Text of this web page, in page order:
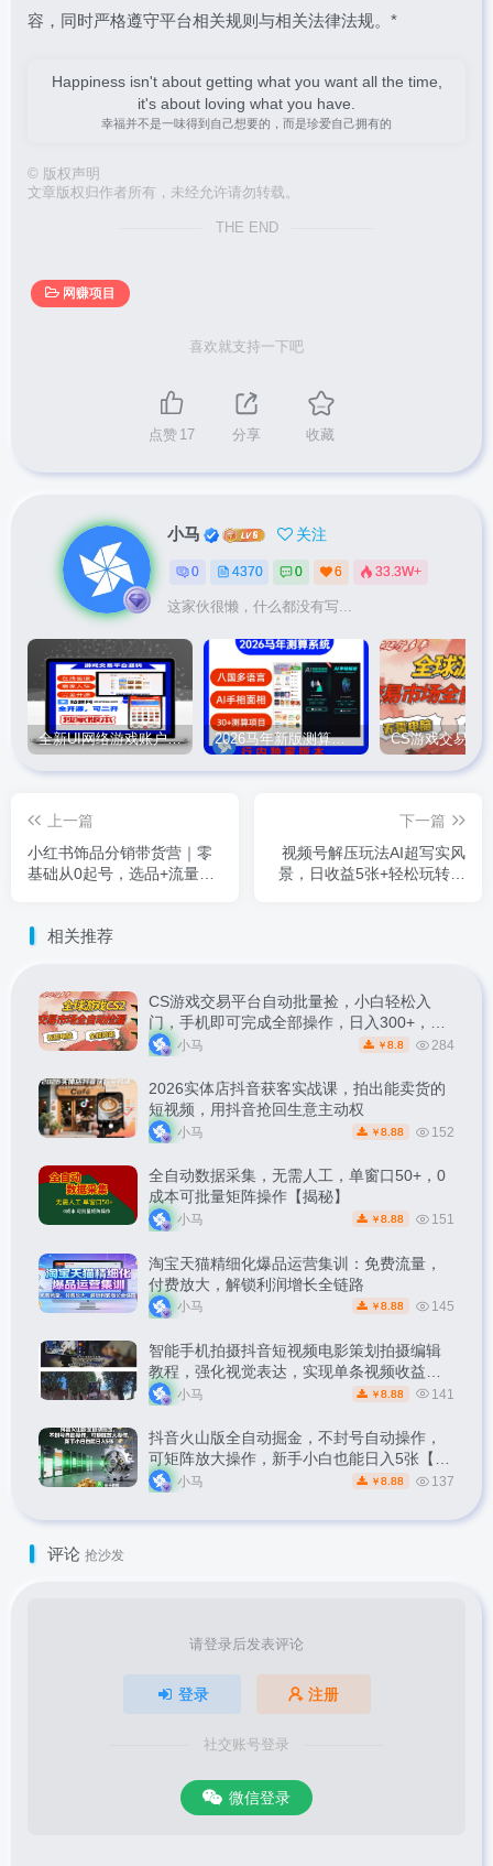
容，同时严格遵守平台相关规则与相关法律法规。*
Happiness isn't about getting what you want all the time,
it's about loving what you have.
幸福并不是一味得到自己想要的，而是珍爱自己拥有的
© 版权声明
文章版权归作者所有，未经允许请勿转载。
THE END
网赚项目
喜欢就支持一下吧
点赞 17 分享 收藏
小马 关注
0 4370 0 6 33.3W+
这家伙很懒，什么都没有写...
全新UI网络游戏账户交易平台系统 全开源版本 2026马年新版测算系统源码
上一篇
小红书饰品分销带货营｜零
基础从0起号，选品+流量
下一篇
视频号解压玩法AI超写实风
景，日收益5张+轻松玩转分
相关推荐
CS游戏交易平台自动批量捡，小白轻松入
门，手机即可完成全部操作，日入300+，轻
松副业【揭秘】
小马 ￥ 8.8 284
2026实体店抖音获客实战课，拍出能卖货的
短视频，用抖音抢回生意主动权
小马 ￥ 8.88 152
全自动数据采集，无需人工，单窗口50+，0
成本可批量矩阵操作【揭秘】
小马 ￥ 8.88 151
淘宝天猫精细化爆品运营集训：免费流量，
付费放大，解锁利润增长全链路
小马 ￥ 8.88 145
智能手机拍摄抖音短视频电影策划拍摄编辑
教程，强化视觉表达，实现单条视频收益破
1k
小马 ￥ 8.88 141
抖音火山版全自动掘金，不封号自动操作，
可矩阵放大操作，新手小白也能日入5张【揭
秘】小马 ￥ 8.88 137
评论 抢沙发
请登录后发表评论
登录 注册
社交账号登录
微信登录